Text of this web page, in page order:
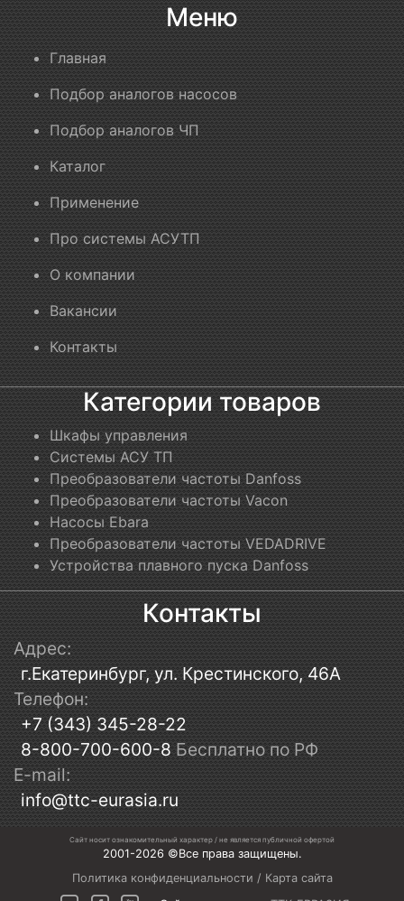
Меню
Главная
Подбор аналогов насосов
Подбор аналогов ЧП
Каталог
Применение
Про системы АСУТП
О компании
Вакансии
Контакты
Категории товаров
Шкафы управления
Системы АСУ ТП
Преобразователи частоты Danfoss
Преобразователи частоты Vacon
Насосы Ebara
Преобразователи частоты VEDADRIVE
Устройства плавного пуска Danfoss
Контакты
Адрес:
г.Екатеринбург, ул. Крестинского, 46А
Телефон:
+7 (343) 345-28-22
8-800-700-600-8 Бесплатно по РФ
E-mail:
info@ttc-eurasia.ru
Сайт носит ознакомительный характер / не является публичной офертой
2001-2026 ©Все права защищены.
Политика конфиденциальности / Карта сайта